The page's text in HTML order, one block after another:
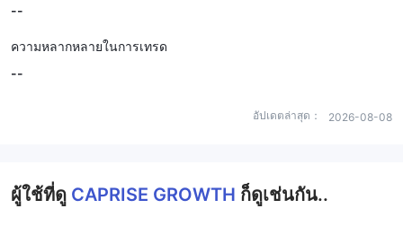
--
ความหลากหลายในการเทรด
--
อัปเดตล่าสุด： 2026-08-08
ผู้ใช้ที่ดู CAPRISE GROWTH ก็ดูเช่นกัน..